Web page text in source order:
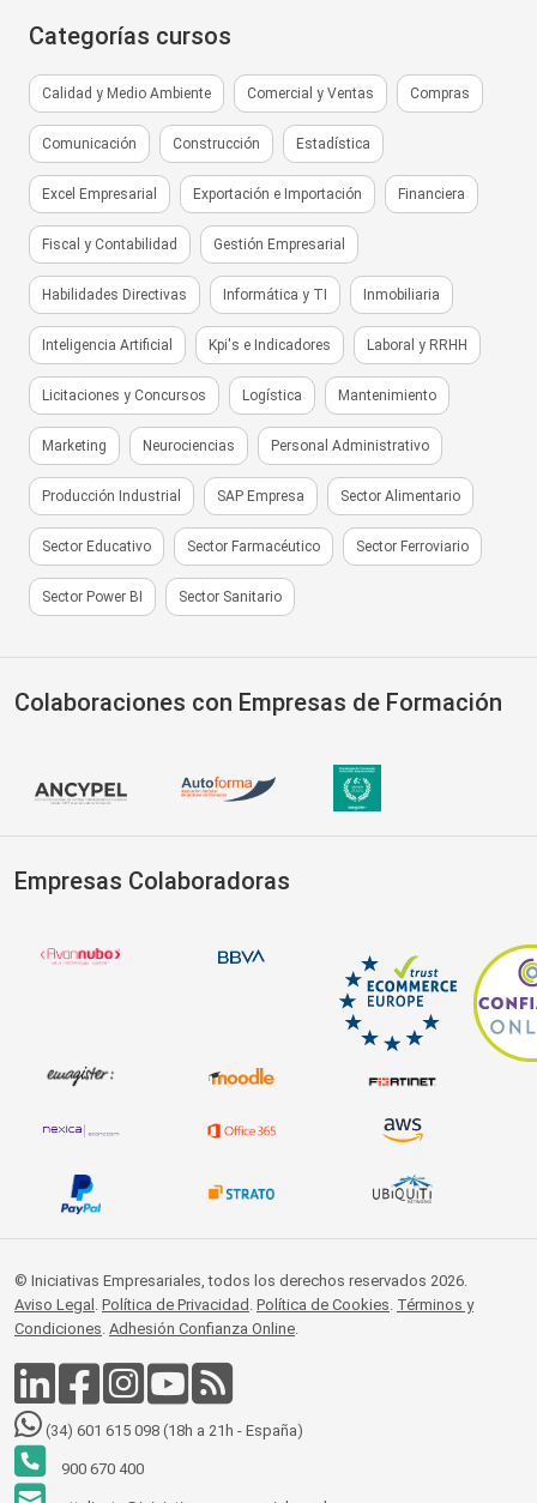
Categorías cursos
Calidad y Medio Ambiente Comercial y Ventas Compras
Comunicación Construcción Estadística
Excel Empresarial Exportación e Importación Financiera
Fiscal y Contabilidad Gestión Empresarial
Habilidades Directivas Informática y TI Inmobiliaria
Inteligencia Artificial Kpi's e Indicadores Laboral y RRHH
Licitaciones y Concursos Logística Mantenimiento
Marketing Neurociencias Personal Administrativo
Producción Industrial SAP Empresa Sector Alimentario
Sector Educativo Sector Farmacéutico Sector Ferroviario
Sector Power BI Sector Sanitario
Colaboraciones con Empresas de Formación
Empresas Colaboradoras
© Iniciativas Empresariales, todos los derechos reservados 2026.
Aviso Legal . Política de Privacidad . Política de Cookies. Términos y
Condiciones. Adhesión Confianza Online.
(34) 601 615 098 (18h a 21h - España)
900 670 400